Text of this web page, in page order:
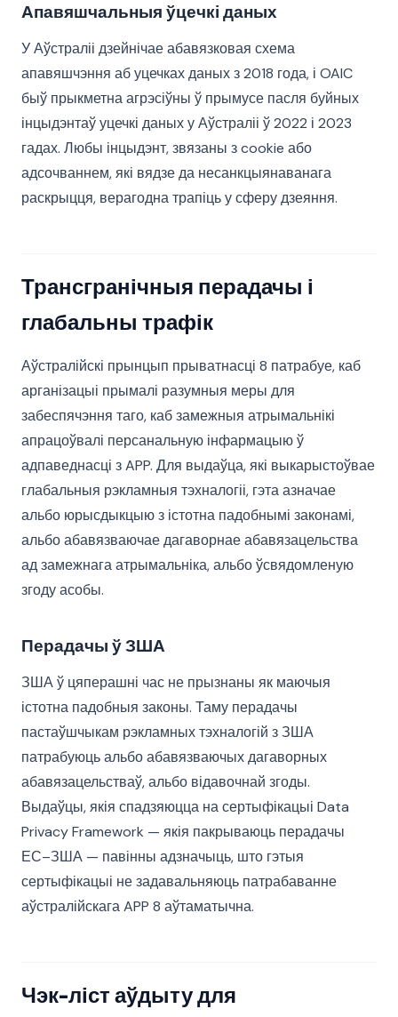
Апавяшчальныя ўцечкі даных
У Аўстраліі дзейнічае абавязковая схема
апавяшчэння аб уцечках даных з 2018 года, і OAIC
быў прыкметна агрэсіўны ў прымусе пасля буйных
інцыдэнтаў уцечкі даных у Аўстраліі ў 2022 і 2023
гадах. Любы інцыдэнт, звязаны з cookie або
адсочваннем, які вядзе да несанкцыянаванага
раскрыцця, верагодна трапіць у сферу дзеяння.
Трансгранічныя перадачы і
глабальны трафік
Аўстралійскі прынцып прыватнасці 8 патрабуе, каб
арганізацыі прымалі разумныя меры для
забеспячэння таго, каб замежныя атрымальнікі
апрацоўвалі персанальную інфармацыю ў
адпаведнасці з APP. Для выдаўца, які выкарыстоўвае
глабальныя рэкламныя тэхналогіі, гэта азначае
альбо юрысдыкцыю з істотна падобнымі законамі,
альбо абавязваючае дагаворнае абавязацельства
ад замежнага атрымальніка, альбо ўсвядомленую
згоду асобы.
Перадачы ў ЗША
ЗША ў цяперашні час не прызнаны як маючыя
істотна падобныя законы. Таму перадачы
пастаўшчыкам рэкламных тэхналогій з ЗША
патрабуюць альбо абавязваючых дагаворных
абавязацельстваў, альбо відавочнай згоды.
Выдаўцы, якія спадзяюцца на сертыфікацыі Data
Privacy Framework — якія пакрываюць перадачы
ЕС–ЗША — павінны адзначыць, што гэтыя
сертыфікацыі не задавальняюць патрабаванне
аўстралійскага APP 8 аўтаматычна.
Чэк-ліст аўдыту для